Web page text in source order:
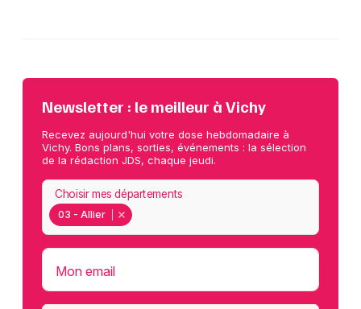
Newsletter : le meilleur à Vichy
Recevez aujourd'hui votre dose hebdomadaire à
Vichy. Bons plans, sorties, événements : la sélection
de la rédaction JDS, chaque jeudi.
03 - Allier
Choisir mes départements
Mon email